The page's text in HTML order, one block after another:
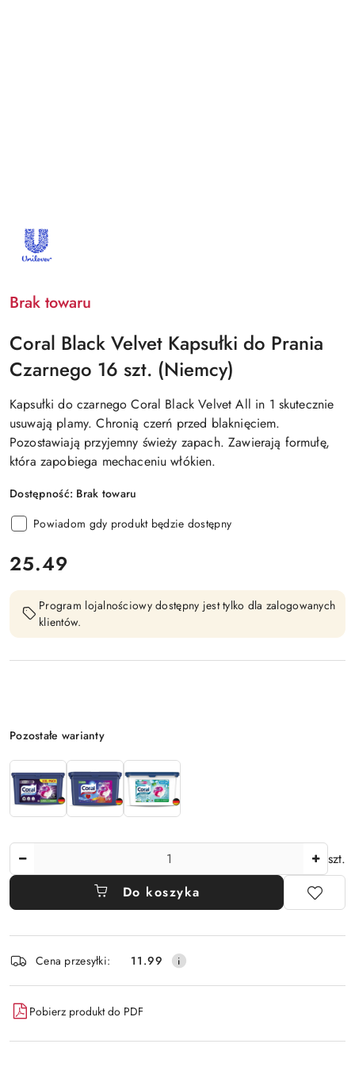
PRODUCENTA:
UNILEVER
Brak towaru
Coral Black Velvet Kapsułki do Prania
Czarnego 16 szt. (Niemcy)
Kapsułki do czarnego Coral Black Velvet All in 1 skutecznie
usuwają plamy. Chronią czerń przed blaknięciem.
Pozostawiają przyjemny świeży zapach. Zawierają formułę,
która zapobiega mechaceniu włókien.
Dostępność: Brak towaru
Powiadom gdy produkt będzie dostępny
cena:
25.49
Program lojalnościowy dostępny jest tylko dla zalogowanych
klientów.
Wariant
Pozostałe warianty
szt.
Do koszyka
i
dostawa
Cena przesyłki: 11.99
Pobierz produkt do PDF